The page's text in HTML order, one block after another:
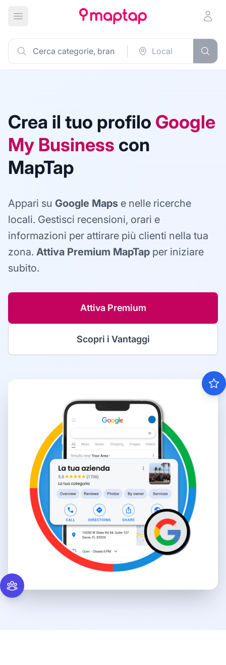
Apri menu principale
Crea il tuo profilo Google
My Business con
MapTap
Appari su Google Maps e nelle ricerche
locali. Gestisci recensioni, orari e
informazioni per attirare più clienti nella tua
zona. Attiva Premium MapTap per iniziare
subito.
Attiva Premium
Scopri i Vantaggi